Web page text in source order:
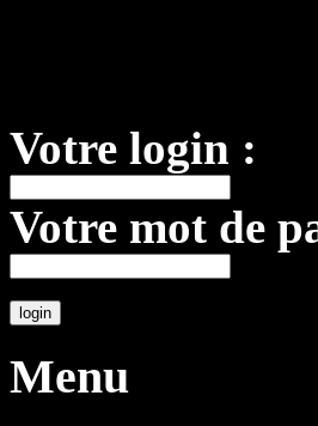
Votre login :
Votre mot de
Menu